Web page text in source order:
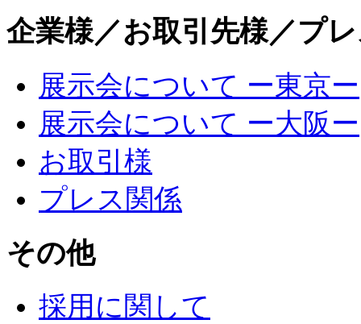
企業様／お取引先様／プ
展示会について ー東京ー
展示会について ー大阪ー
お取引様
プレス関係
その他
採用に関して